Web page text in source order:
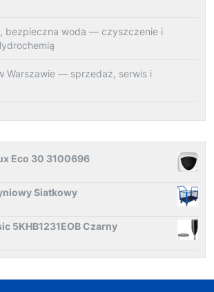
bezpieczna woda — czyszczenie i
Warszawie — sprzedaż, serwis i
Eco 30 3100696
Siatkowy
5KHB1231EOB Czarny